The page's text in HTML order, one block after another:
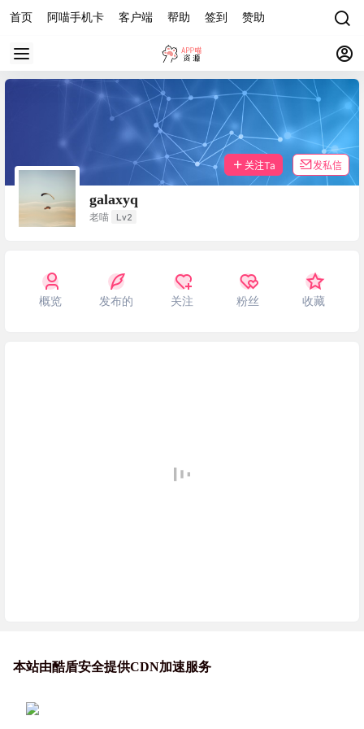
首页 阿喵手机卡 客户端 帮助 签到 赞助
galaxyq
老喵 Lv2
关注Ta 发私信
概览 发布的 关注 粉丝 收藏
本站由酷盾安全提供CDN加速服务